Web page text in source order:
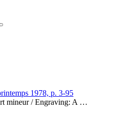
1978, p. 3-95
mineur / Engraving: A …